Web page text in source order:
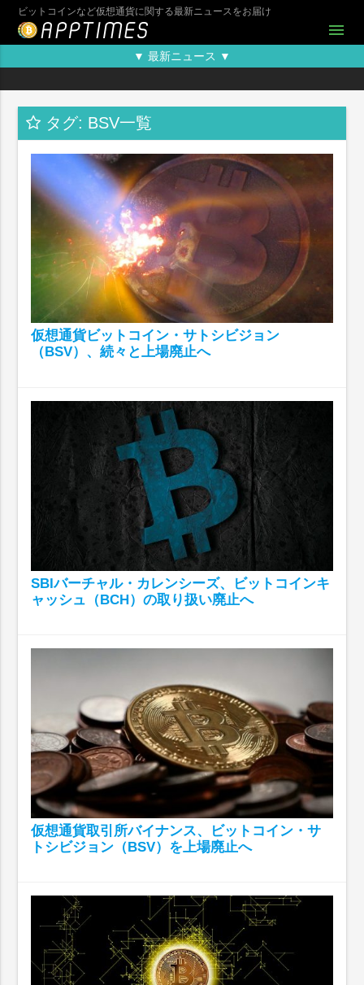
ビットコインなど仮想通貨に関する最新ニュースをお届け
menu
▼ 最新ニュース ▼
タグ: BSV一覧
仮想通貨ビットコイン・サトシビジョン
（BSV）、続々と上場廃止へ
SBIバーチャル・カレンシーズ、ビットコインキ
ャッシュ（BCH）の取り扱い廃止へ
仮想通貨取引所バイナンス、ビットコイン・サ
トシビジョン（BSV）を上場廃止へ